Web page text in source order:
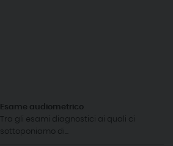
Esame audiometrico
Tra gli esami diagnostici ai quali ci
sottoponiamo di...